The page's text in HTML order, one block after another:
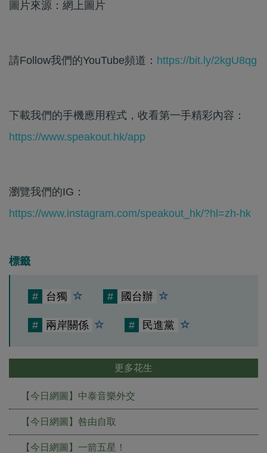
圖片來源：網上圖片
請Follow我們的YouTube頻道： https://bit.ly/2kgU8qg
下載我們的手機應用程式，收看第一手精彩內容：
https://www.speakout.hk/app
瀏覽我們的IG：
https://www.instagram.com/speakout_hk/?hl=zh-hk
標籤
# 台獨 # 國台辦
# 兩岸關係 # 民進黨
更多花生
【今日網圖】中泰音樂外交
【今日網圖】咎由自取
【今日網圖】一箭五星！